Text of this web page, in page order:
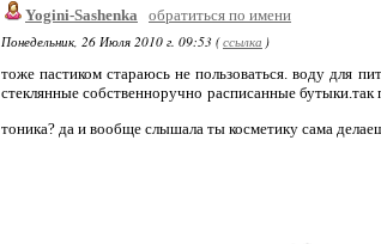
Yogini-Sashenka
обратиться по имени
Понедельник, 26 Июля 2010 г. 09:53 (ссылка )
тоже пастиком стараюсь не пользоваться. воду для
стеклянные собственноручно расписанные
тоника? да и вообще слышала ты косметику сама